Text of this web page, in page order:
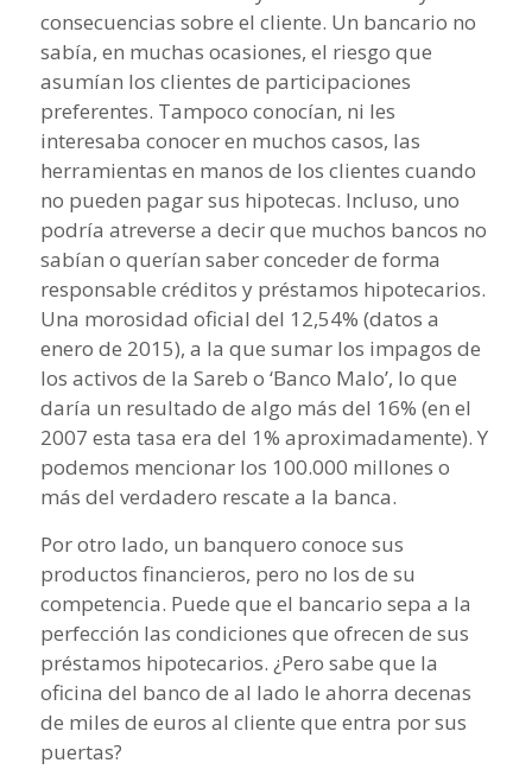
consecuencias sobre el cliente. Un bancario no
sabía, en muchas ocasiones, el riesgo que
asumían los clientes de participaciones
preferentes. Tampoco conocían, ni les
interesaba conocer en muchos casos, las
herramientas en manos de los clientes cuando
no pueden pagar sus hipotecas. Incluso, uno
podría atreverse a decir que muchos bancos no
sabían o querían saber conceder de forma
responsable créditos y préstamos hipotecarios.
Una morosidad oficial del 12,54% (datos a
enero de 2015), a la que sumar los impagos de
los activos de la Sareb o ‘Banco Malo’, lo que
daría un resultado de algo más del 16% (en el
2007 esta tasa era del 1% aproximadamente). Y
podemos mencionar los 100.000 millones o
más del verdadero rescate a la banca.
Por otro lado, un banquero conoce sus
productos financieros, pero no los de su
competencia. Puede que el bancario sepa a la
perfección las condiciones que ofrecen de sus
préstamos hipotecarios. ¿Pero sabe que la
oficina del banco de al lado le ahorra decenas
de miles de euros al cliente que entra por sus
puertas?